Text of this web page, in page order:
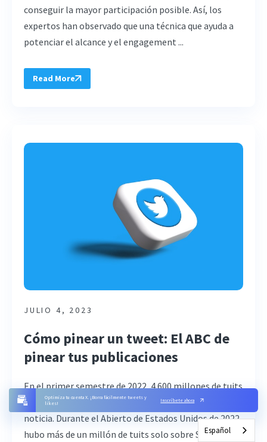
Optimiza tu cuenta X. ¡Borra fácilmente tweets y
likes!
Inscríbete ahora
conseguir la mayor participación posible. Así, los
expertos han observado que una técnica que ayuda a
potenciar el alcance y el engagement ...
Read More
JULIO 4, 2023
Cómo pinear un tweet: El ABC de
pinear tus publicaciones
En el primer semestre de 2022, 4.600 millones de tuits
de usuarios de Twitter en EE.UU. fueron sobre la
noticia. Durante el Abierto de Estados Unidos de 2022,
hubo más de un millón de tuits solo sobre Serena
Español